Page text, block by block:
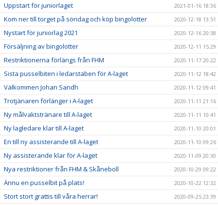
Uppstart för juniorlaget 2021-01-16 18:36
Kom ner till torget på söndag och köp bingolotter 2020-12-18 13:51
Nystart för juniorlag 2021 2020-12-16 20:38
Försäljning av bingolotter 2020-12-11 15:29
Restriktionerna förlängs från FHM 2020-11-17 20:22
Sista pusselbiten i ledarstaben för A-laget 2020-11-12 18:42
Välkommen Johan Sandh 2020-11-12 09:41
Trotjänaren förlänger i A-laget 2020-11-11 21:16
Ny målvaktstränare till A-laget 2020-11-11 10:41
Ny lagledare klar till A-laget 2020-11-10 20:01
En till ny assisterande till A-laget 2020-11-10 09:26
Ny assisterande klar för A-laget 2020-11-09 20:30
Nya restriktioner från FHM & Skåneboll 2020-10-29 09:22
Ännu en pusselbit på plats! 2020-10-22 12:32
Stort stort grattis till våra herrar! 2020-09-25 23:39